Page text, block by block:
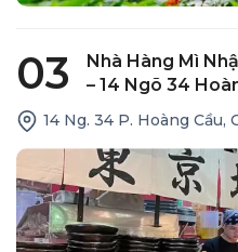
03
Nhà Hàng Mì
– 14 Ngõ 34
14 Ng. 34 P. Hoàng